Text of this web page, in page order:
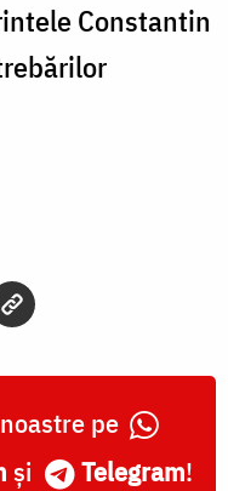
Constantin
pe
și Telegram!